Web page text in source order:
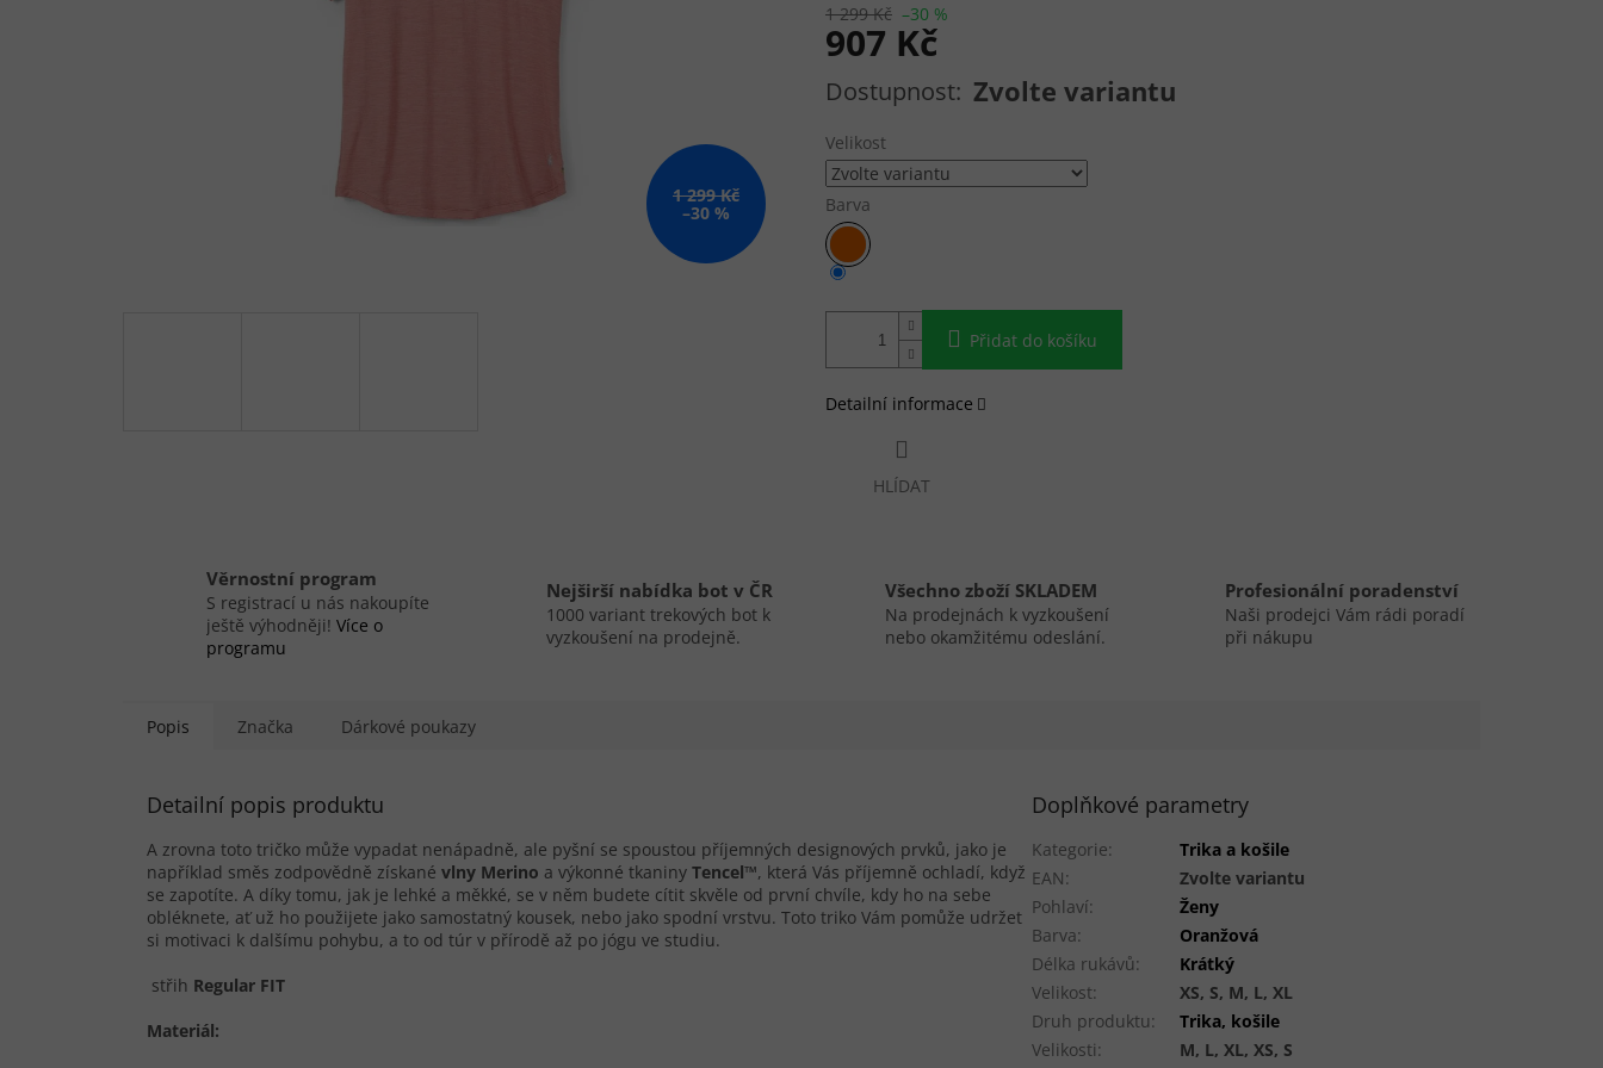
1 299 Kč
–30 %
1 299 Kč –30 %
907 Kč
Měrná cena: Zvolte variantu
Velikost
Barva
Přidat do košíku
Detailní informace
HLÍDAT
Věrnostní program
S registrací u nás nakoupíte
ještě výhodněji! Více o
programu
Nejširší nabídka bot v ČR
1000 variant trekových bot k
vyzkoušení na prodejně.
Všechno zboží SKLADEM
Na prodejnách k vyzkoušení
nebo okamžitému odeslání.
Profesionální poradenství
Naši prodejci Vám rádi poradí
při nákupu
Popis Značka Dárkové poukazy
Detailní popis produktu
A zrovna toto tričko může vypadat nenápadně, ale pyšní se spoustou příjemných designových prvků, jako je
například směs zodpovědně získané vlny Merino a výkonné tkaniny Tencel™, která Vás příjemně ochladí, když
se zapotíte. A díky tomu, jak je lehké a měkké, se v něm budete cítit skvěle od první chvíle, kdy ho na sebe
obléknete, ať už ho použijete jako samostatný kousek, nebo jako spodní vrstvu. Toto triko Vám pomůže udržet
si motivaci k dalšímu pohybu, a to od túr v přírodě až po jógu ve studiu.
střih Regular FIT
Materiál:
Doplňkové parametry
Kategorie:
Trika a košile
EAN:
Zvolte variantu
Pohlaví:
Ženy
Barva:
Oranžová
Délka rukávů:
Krátký
Velikost:
XS, S, M, L, XL
Druh produktu:
Trika, košile
Velikosti:
M, L, XL, XS, S